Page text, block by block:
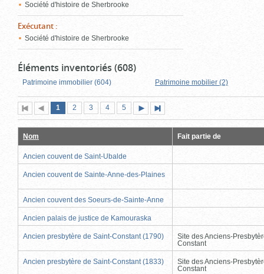
Société d'histoire de Sherbrooke
Exécutant :
Société d'histoire de Sherbrooke
Éléments inventoriés (608)
Patrimoine immobilier (604) Patrimoine mobilier (2)
Première
page
Page
précédente
Page
1 (page
actuelle)
Page
2 Page
3 Page
4 Page
5
suivante
page
Nom Fait partie de
Ancien couvent de Saint-Ubalde
Ancien couvent de Sainte-Anne-des-Plaines
Ancien couvent des Soeurs-de-Sainte-Anne
Ancien palais de justice de Kamouraska
Ancien presbytère de Saint-Constant (1790)
Site des Anciens-
Constant
Ancien presbytère de Saint-Constant (1833)
Site des Anciens-
Constant